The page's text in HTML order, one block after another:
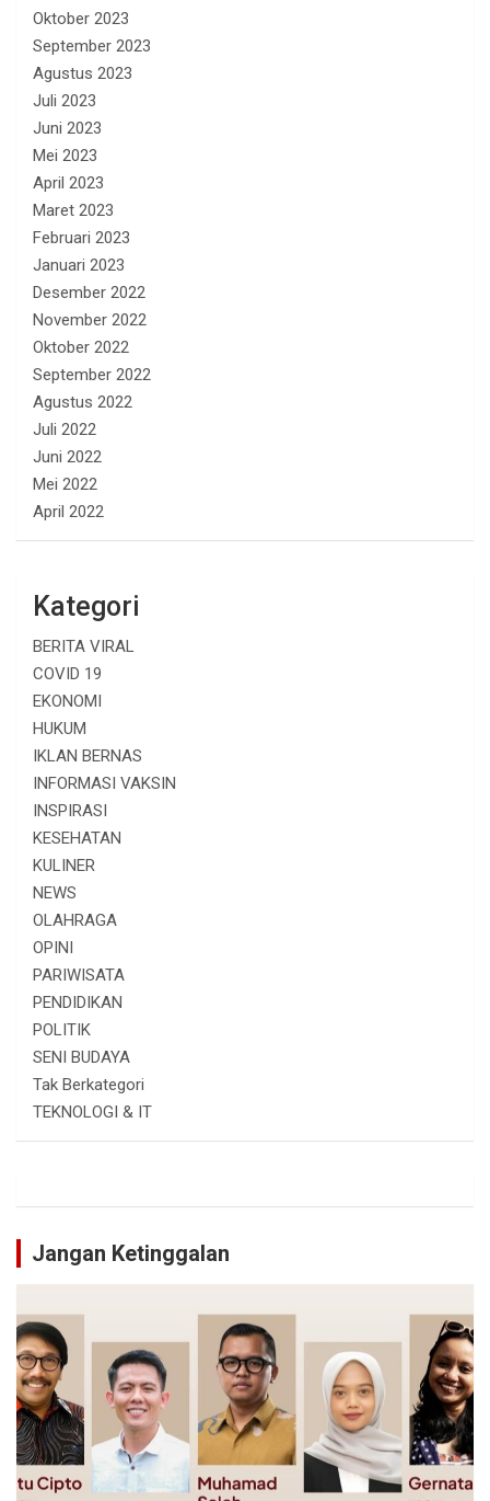
Oktober 2023
September 2023
Agustus 2023
Juli 2023
Juni 2023
Mei 2023
April 2023
Maret 2023
Februari 2023
Januari 2023
Desember 2022
November 2022
Oktober 2022
September 2022
Agustus 2022
Juli 2022
Juni 2022
Mei 2022
April 2022
Kategori
BERITA VIRAL
COVID 19
EKONOMI
HUKUM
IKLAN BERNAS
INFORMASI VAKSIN
INSPIRASI
KESEHATAN
KULINER
NEWS
OLAHRAGA
OPINI
PARIWISATA
PENDIDIKAN
POLITIK
SENI BUDAYA
Tak Berkategori
TEKNOLOGI & IT
Jangan Ketinggalan